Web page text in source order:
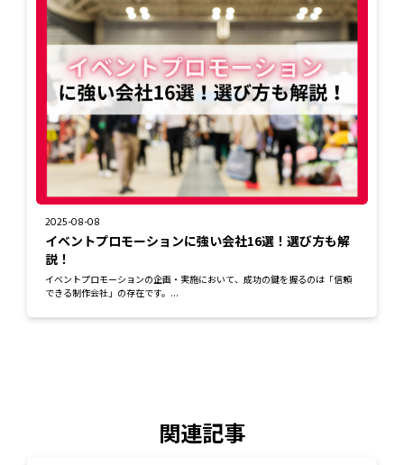
2025-08-08
イベントプロモーションに強い会社16選！選び方も解
説！
イベントプロモーションの企画・実施において、成功の鍵を握るのは「信頼
できる制作会社」の存在です。...
関連記事